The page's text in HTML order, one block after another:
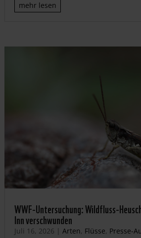
mehr lesen
WWF-Untersuchung: Wildfluss-
Inn verschwunden
Juli 16, 2026 | Arten, Flüsse, Presse-